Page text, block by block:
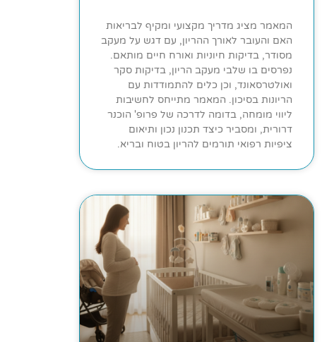
המאמר מציג מדריך מקצועי ומקיף לבריאות
האם והעובר לאורך ההריון, עם דגש על מעקב
מסודר, בדיקות חיוניות ואורח חיים מותאם.
נפרסים בו שלבי מעקב הריון, בדיקות סקר
ואולטרסאונד, וכן כלים להתמודדות עם
הריונות בסיכון. המאמר מתייחס לחשיבות
ליווי מומחה, בדומה לדרכה של פרופ' הוכנר
דרורית, ומסביר כיצד תכנון נכון ותיאום
ציפיות רפואי תורמים להריון בטוח ובריא.